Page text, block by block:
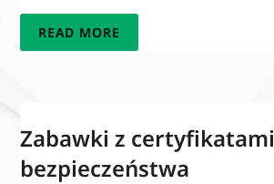
READ MORE
Zabawki z certyfikatami
bezpieczeństwa